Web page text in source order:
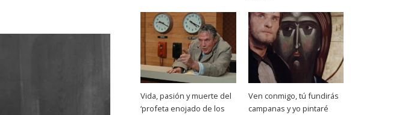
Vida, pasión y muerte del
‘profeta enojado de los
Ven conmigo, tú fundirás
campanas y yo pintaré